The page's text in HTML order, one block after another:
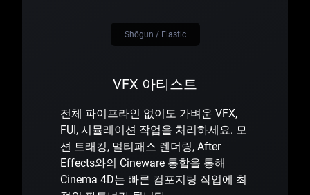
VFX 아티스트
전체 파이프라인 없이도 가벼운 VFX,
FUI, 시뮬레이션 작업을 처리하세요. 모
션 트래킹, 멀티패스 렌더링, After
Effects와의 Cineware 통합을 통해
Cinema 4D는 빠른 컴포지팅 작업에 최
Shōgun / Elastic